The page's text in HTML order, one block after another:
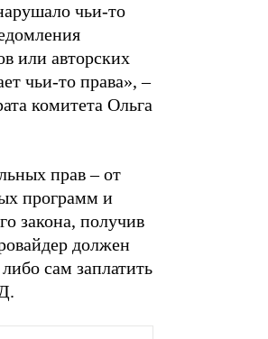
чьи-то
или авторских
чьи-то права», –
комитета Ольга
прав – от
программ и
закона, получив
должен
сам заплатить